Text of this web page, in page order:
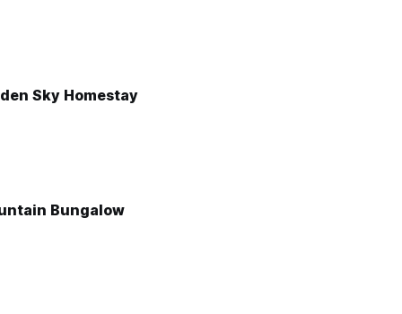
Sky Homestay
Bungalow